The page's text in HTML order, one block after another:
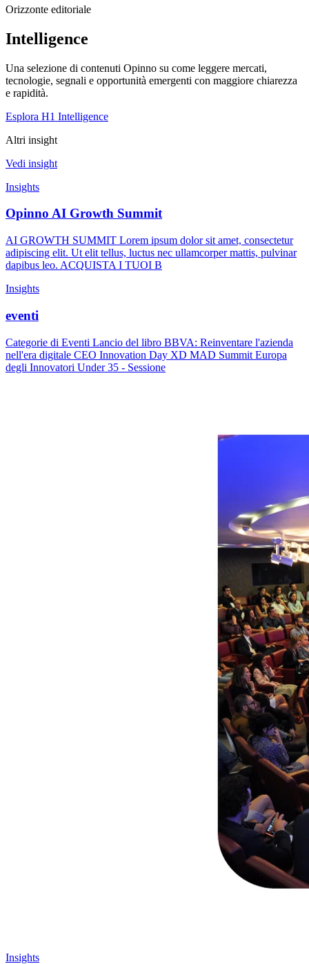
Orizzonte editoriale
Intelligence
Una selezione di contenuti Opinno su come leggere mercati,
tecnologie, segnali e opportunità emergenti con maggiore chiarezza
e rapidità.
Esplora H1 Intelligence
Altri insight
Vedi insight
Insights
Opinno AI Growth Summit
AI GROWTH SUMMIT Lorem ipsum dolor sit amet, consectetur
adipiscing elit. Ut elit tellus, luctus nec ullamcorper mattis, pulvinar
dapibus leo. ACQUISTA I TUOI B
Insights
eventi
Categorie di Eventi Lancio del libro BBVA: Reinventare l'azienda
nell'era digitale CEO Innovation Day XD MAD Summit Europa
degli Innovatori Under 35 - Sessione
Insights